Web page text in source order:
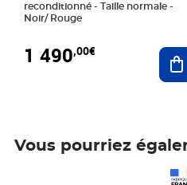
reconditionné - Taille normale -
Noir/ Rouge
1 490,00€
Vous pourriez